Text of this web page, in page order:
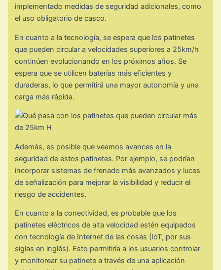
implementado medidas de seguridad adicionales, como
el uso obligatorio de casco.
En cuanto a la tecnología, se espera que los patinetes
que pueden circular a velocidades superiores a 25km/h
continúen evolucionando en los próximos años. Se
espera que se utilicen baterías más eficientes y
duraderas, lo que permitirá una mayor autonomía y una
carga más rápida.
Además, es posible que veamos avances en la
seguridad de estos patinetes. Por ejemplo, se podrían
incorporar sistemas de frenado más avanzados y luces
de señalización para mejorar la visibilidad y reducir el
riesgo de accidentes.
En cuanto a la conectividad, es probable que los
patinetes eléctricos de alta velocidad estén equipados
con tecnología de Internet de las cosas (IoT, por sus
siglas en inglés). Esto permitiría a los usuarios controlar
y monitorear su patinete a través de una aplicación